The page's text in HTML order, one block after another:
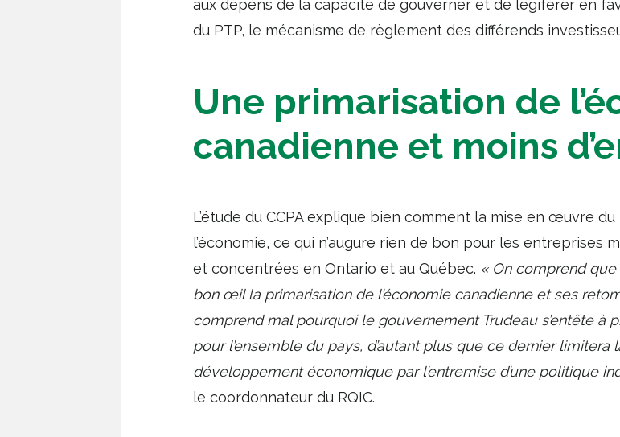
aux dépens de la capacité de gouverner et de légiférer en
du PTP, le mécanisme de règlement des différends
Une primarisation de
canadienne et moins
L’étude du CCPA explique bien comment la mise en œuvre
l’économie, ce qui n’augure rien de bon pour les entreprises
et concentrées en Ontario et au Québec. « On comprend
bon œil la primarisation de l’économie canadienne et ses
comprend mal pourquoi le gouvernement Trudeau s’entête à
pour l’ensemble du pays, d’autant plus que ce dernier limitera
développement économique par l’entremise d’une politique
le coordonnateur du RQIC.